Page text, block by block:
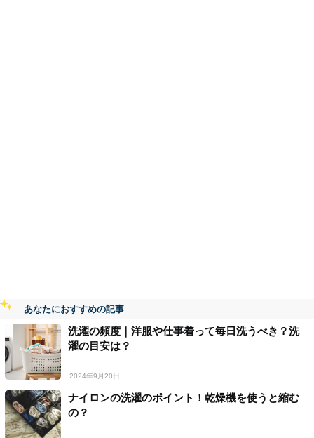
あなたにおすすめの記事
洗濯の頻度｜洋服や仕事着って毎日洗うべき？洗
濯の目安は？
2024年9月20日
ナイロンの洗濯のポイント！乾燥機を使うと縮む
の？